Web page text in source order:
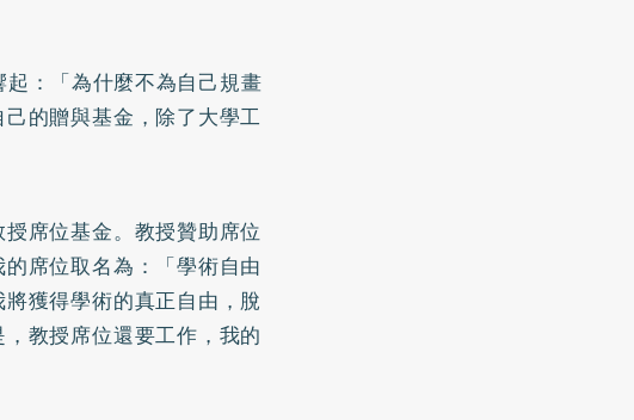
：「為什麼不為自己規畫
的贈與基金，除了大學工
席位基金。教授贊助席位
席位取名為：「學術自由
獲得學術的真正自由，脫
教授席位還要工作，我的